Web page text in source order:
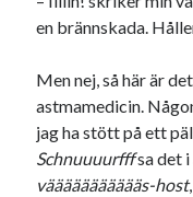
en brännskada.
Men nej, så här är
astmamedicin.
jag ha stött på ett
Schnuuuurfffsa det i
väääääääääääs-host